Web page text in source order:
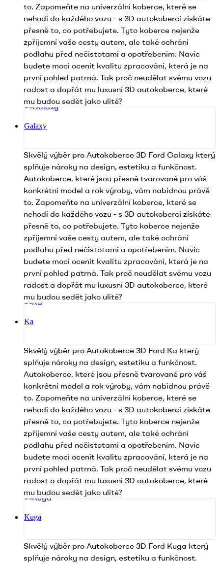
to. Zapomeňte na univerzální koberce, které se
nehodí do každého vozu - s 3D autokoberci získáte
přesně to, co potřebujete. Tyto koberce nejenže
zpříjemní vaše cesty autem, ale také ochrání
podlahu před nečistotami a opotřebením. Navíc
budete moci ocenit kvalitu zpracování, která je na
první pohled patrná. Tak proč neudělat svému vozu
radost a dopřát mu luxusní 3D autokoberce, které
mu budou sedět jako ulité?
Galaxy
Skvělý výběr pro Autokoberce 3D Ford Galaxy který
splňuje nároky na design, estetiku a funkčnost.
Autokoberce, které jsou přesně tvarované pro váš
konkrétní model a rok výroby, vám nabídnou právě
to. Zapomeňte na univerzální koberce, které se
nehodí do každého vozu - s 3D autokoberci získáte
přesně to, co potřebujete. Tyto koberce nejenže
zpříjemní vaše cesty autem, ale také ochrání
podlahu před nečistotami a opotřebením. Navíc
budete moci ocenit kvalitu zpracování, která je na
první pohled patrná. Tak proč neudělat svému vozu
radost a dopřát mu luxusní 3D autokoberce, které
mu budou sedět jako ulité?
Ka
Skvělý výběr pro Autokoberce 3D Ford Ka který
splňuje nároky na design, estetiku a funkčnost.
Autokoberce, které jsou přesně tvarované pro váš
konkrétní model a rok výroby, vám nabídnou právě
to. Zapomeňte na univerzální koberce, které se
nehodí do každého vozu - s 3D autokoberci získáte
přesně to, co potřebujete. Tyto koberce nejenže
zpříjemní vaše cesty autem, ale také ochrání
podlahu před nečistotami a opotřebením. Navíc
budete moci ocenit kvalitu zpracování, která je na
první pohled patrná. Tak proč neudělat svému vozu
radost a dopřát mu luxusní 3D autokoberce, které
mu budou sedět jako ulité?
Kuga
Skvělý výběr pro Autokoberce 3D Ford Kuga který
splňuje nároky na design, estetiku a funkčnost.